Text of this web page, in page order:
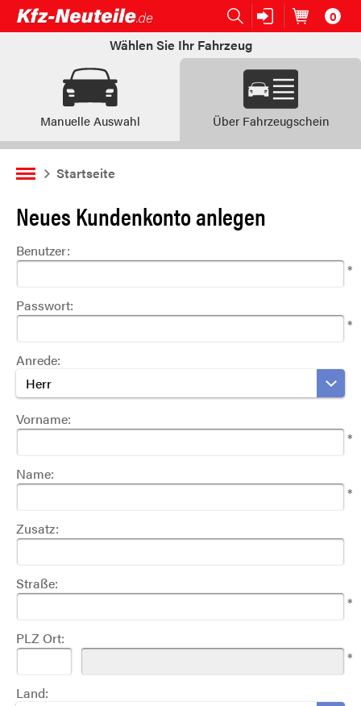
Open submenu (Ersatzteile:)
Ersatzteile: Artikel im
0
Wählen Sie Ihr Fahrzeug
Manuelle Auswahl Über Fahrzeugschein
Startseite
Neues Kundenkonto anlegen
Benutzer:
*
Passwort:
*
Anrede:
Herr
Vorname:
*
Name:
*
Zusatz:
Straße:
*
PLZ Ort:
*
Land: